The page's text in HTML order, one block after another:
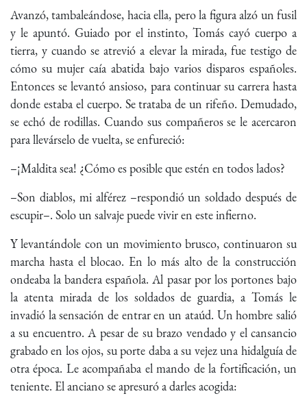
Avanzó, tambaleándose, hacia ella, pero la figura alzó un fusil
y le apuntó. Guiado por el instinto, Tomás cayó cuerpo a
tierra, y cuando se atrevió a elevar la mirada, fue testigo de
cómo su mujer caía abatida bajo varios disparos españoles.
Entonces se levantó ansioso, para continuar su carrera hasta
donde estaba el cuerpo. Se trataba de un rifeño. Demudado,
se echó de rodillas. Cuando sus compañeros se le acercaron
para llevárselo de vuelta, se enfureció:
–¡Maldita sea! ¿Cómo es posible que estén en todos lados?
–Son diablos, mi alférez –respondió un soldado después de
escupir–. Solo un salvaje puede vivir en este infierno.
Y levantándole con un movimiento brusco, continuaron su
marcha hasta el blocao. En lo más alto de la construcción
ondeaba la bandera española. Al pasar por los portones bajo
la atenta mirada de los soldados de guardia, a Tomás le
invadió la sensación de entrar en un ataúd. Un hombre salió
a su encuentro. A pesar de su brazo vendado y el cansancio
grabado en los ojos, su porte daba a su vejez una hidalguía de
otra época. Le acompañaba el mando de la fortificación, un
teniente. El anciano se apresuró a darles acogida: